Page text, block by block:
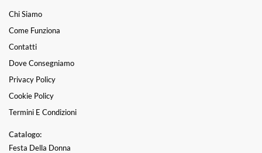
Chi Siamo
Come Funziona
Contatti
Dove Consegniamo
Privacy Policy
Cookie Policy
Termini E Condizioni
Catalogo:
Festa Della Donna